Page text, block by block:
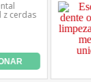
possibilitar e
e uso